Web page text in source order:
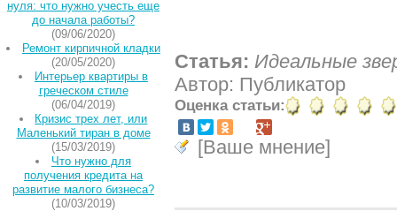
нуля: что нужно учесть еще
до начала работы?
(09/06/2020)
Ремонт кирпичной кладки
(20/05/2020)
Интерьер квартиры в
греческом стиле
(06/04/2019)
Кризис трех лет, или
Маленький тиран в доме
(15/03/2019)
Что нужно для
получения кредита на
развитие малого бизнеса?
(10/03/2019)
Статья: Идеальные
Автор: Публикатор
Оценка статьи:
[Ваше мнение]